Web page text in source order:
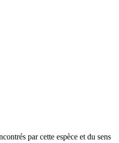
par cette espèce et du sens